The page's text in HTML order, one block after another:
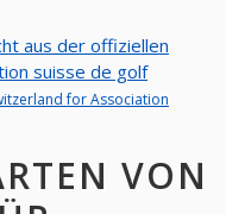
aus der offiziellen
suisse de golf
for Association
VON